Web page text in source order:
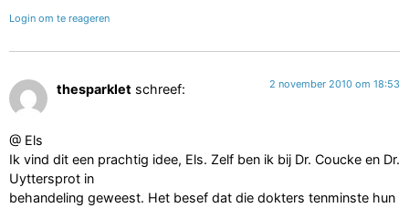
Login om te reageren
thesparklet schreef: 2 november 2010 om 18:53
@ Els
Ik vind dit een prachtig idee, Els. Zelf ben ik bij Dr. Coucke en Dr.
Uyttersprot in
behandeling geweest. Het besef dat die dokters tenminste hun